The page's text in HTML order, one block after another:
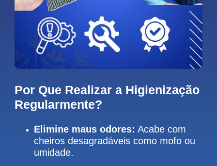
Por Que Realizar a Higienização
Regularmente?
Elimine maus odores: Acabe com
cheiros desagradáveis como mofo ou
umidade.